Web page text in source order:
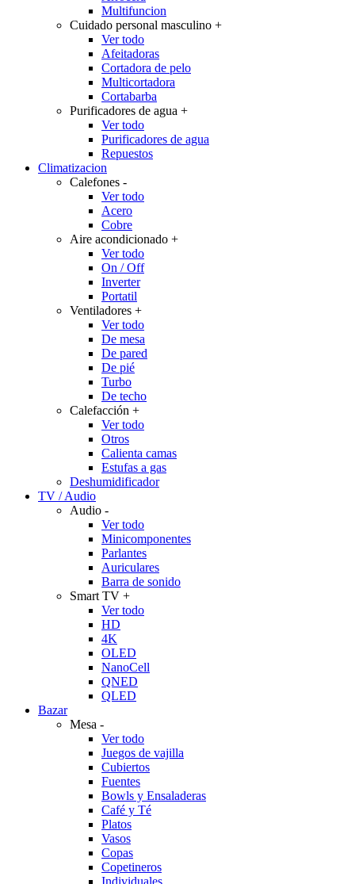
Multifuncion
Cuidado personal masculino +
Ver todo
Afeitadoras
Cortadora de pelo
Multicortadora
Cortabarba
Purificadores de agua +
Ver todo
Purificadores de agua
Repuestos
Climatizacion
Calefones -
Ver todo
Acero
Cobre
Aire acondicionado +
Ver todo
On / Off
Inverter
Portatil
Ventiladores +
Ver todo
De mesa
De pared
De pié
Turbo
De techo
Calefacción +
Ver todo
Otros
Calienta camas
Estufas a gas
Deshumidificador
TV / Audio
Audio -
Ver todo
Minicomponentes
Parlantes
Auriculares
Barra de sonido
Smart TV +
Ver todo
HD
4K
OLED
NanoCell
QNED
QLED
Bazar
Mesa -
Ver todo
Juegos de vajilla
Cubiertos
Fuentes
Bowls y Ensaladeras
Café y Té
Platos
Vasos
Copas
Copetineros
Individuales